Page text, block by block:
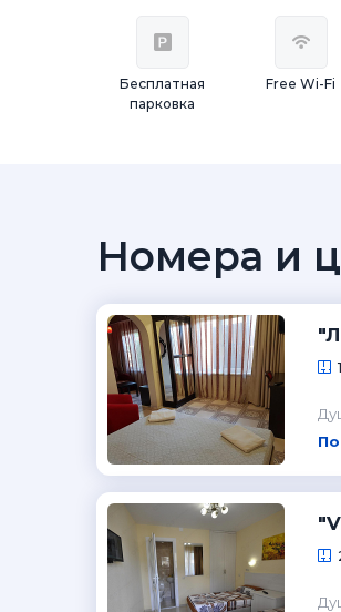
Бесплатная
парковка
Free Wi-Fi
Номера и